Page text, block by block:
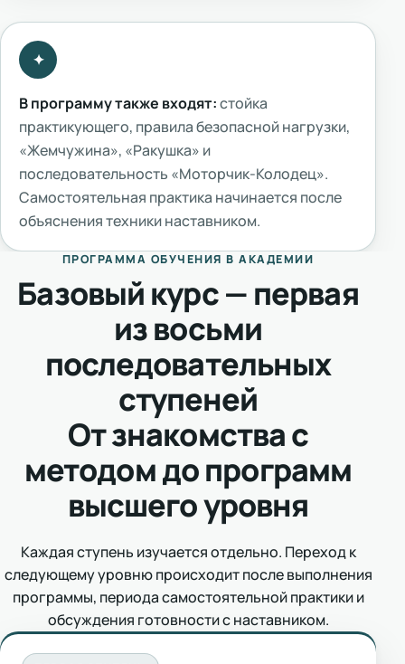
В программу также входят:стойка
практикующего, правила безопасной нагрузки,
«Жемчужина», «Ракушка» и
последовательность «Моторчик-Колодец».
Самостоятельная практика начинается после
объяснения техники наставником.
ПРОГРАММА ОБУЧЕНИЯ В АКАДЕМИИ
Базовый курс — первая
из восьми
последовательных
ступеней
От знакомства с
методом до программ
высшего уровня
Каждая ступень изучается отдельно. Переход к
следующему уровню происходит после выполнения
программы, периода самостоятельной практики и
обсуждения готовности с наставником.